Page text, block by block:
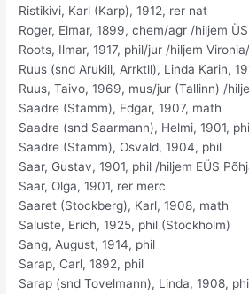
Ristikivi, Karl (Karp), 1912, rer nat
Roger, Elmar, 1899, chem/agr /hiljem
Roots, Ilmar, 1917, phil/jur /hiljem Vironia/
Ruus (snd Arukill, Arrktll), Linda Karin,
Ruus, Taivo, 1969, mus/jur (Tallinn) /
Saadre (Stamm), Edgar, 1907, math
Saadre (snd Saarmann), Helmi, 1901,
Saadre (Stamm), Osvald, 1904, phil
Saar, Gustav, 1901, phil /hiljem EÜS
Saar, Olga, 1901, rer merc
Saaret (Stockberg), Karl, 1908, math
Saluste, Erich, 1925, phil (Stockholm)
Sang, August, 1914, phil
Sarap, Carl, 1892, phil
Sarap (snd Tovelmann), Linda, 1908,